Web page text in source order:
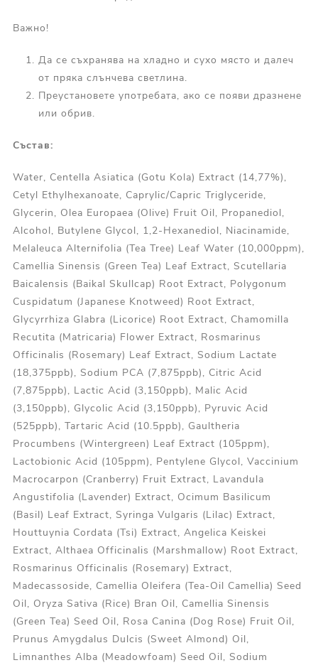
Важно!
Да се ​​съхранява на хладно и сухо място и далеч
от пряка слънчева светлина.
Преустановете употребата, ако се появи дразнене
или обрив.
Състав:
Water, Centella Asiatica (Gotu Kola) Extract (14,77%),
Cetyl Ethylhexanoate, Caprylic/Capric Triglyceride,
Glycerin, Olea Europaea (Olive) Fruit Oil, Propanediol,
Alcohol, Butylene Glycol, 1,2-Hexanediol, Niacinamide,
Melaleuca Alternifolia (Tea Tree) Leaf Water (10,000ppm),
Camellia Sinensis (Green Tea) Leaf Extract, Scutellaria
Baicalensis (Baikal Skullcap) Root Extract, Polygonum
Cuspidatum (Japanese Knotweed) Root Extract,
Glycyrrhiza Glabra (Licorice) Root Extract, Chamomilla
Recutita (Matricaria) Flower Extract, Rosmarinus
Officinalis (Rosemary) Leaf Extract, Sodium Lactate
(18,375ppb), Sodium PCA (7,875ppb), Citric Acid
(7,875ppb), Lactic Acid (3,150ppb), Malic Acid
(3,150ppb), Glycolic Acid (3,150ppb), Pyruvic Acid
(525ppb), Tartaric Acid (10.5ppb), Gaultheria
Procumbens (Wintergreen) Leaf Extract (105ppm),
Lactobionic Acid (105ppm), Pentylene Glycol, Vaccinium
Macrocarpon (Cranberry) Fruit Extract, Lavandula
Angustifolia (Lavender) Extract, Ocimum Basilicum
(Basil) Leaf Extract, Syringa Vulgaris (Lilac) Extract,
Houttuynia Cordata (Tsi) Extract, Angelica Keiskei
Extract, Althaea Officinalis (Marshmallow) Root Extract,
Rosmarinus Officinalis (Rosemary) Extract,
Madecassoside, Camellia Oleifera (Tea-Oil Camellia) Seed
Oil, Oryza Sativa (Rice) Bran Oil, Camellia Sinensis
(Green Tea) Seed Oil, Rosa Canina (Dog Rose) Fruit Oil,
Prunus Amygdalus Dulcis (Sweet Almond) Oil,
Limnanthes Alba (Meadowfoam) Seed Oil, Sodium